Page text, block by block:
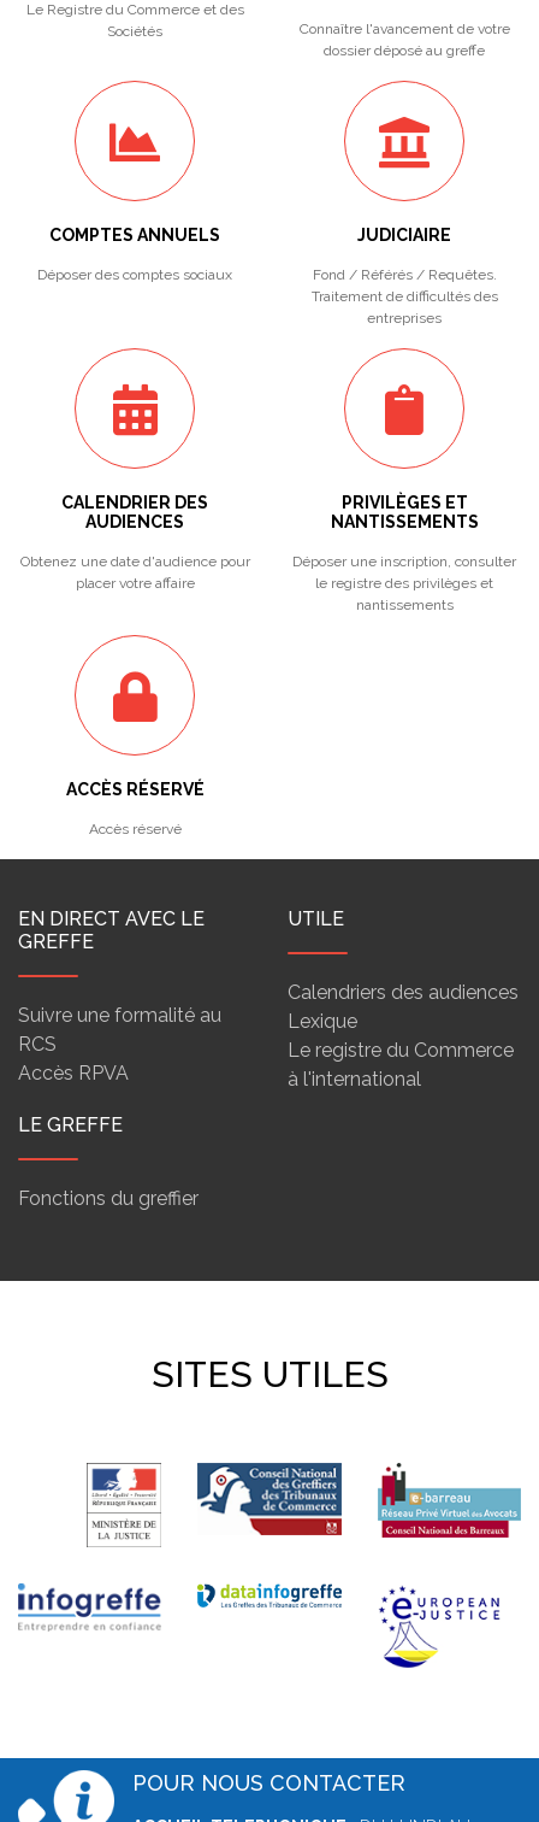
Le Registre du Commerce et des
Sociétés
Connaître l'avancement de votre
dossier déposé au greffe
COMPTES ANNUELS
Déposer des comptes sociaux
JUDICIAIRE
Fond / Référés / Requêtes.
Traitement de difficultés des
entreprises
CALENDRIER DES
AUDIENCES
Obtenez une date d'audience pour
placer votre affaire
PRIVILÈGES ET
NANTISSEMENTS
Déposer une inscription, consulter
le registre des privilèges et
nantissements
ACCÈS RÉSERVÉ
Accès réservé
EN DIRECT AVEC LE
GREFFE
Suivre une formalité au
RCS
Accès RPVA
UTILE
Calendriers des audiences
Lexique
Le registre du Commerce
à l'international
LE GREFFE
Fonctions du greffier
SITES UTILES
POUR NOUS CONTACTER